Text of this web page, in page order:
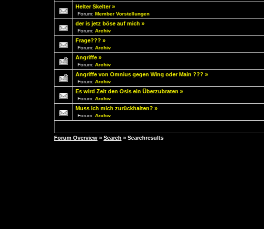
Helter Skelter »
Forum: Member Vorstellungen
der is jetz böse auf mich »
Forum: Archiv
Frage??? »
Forum: Archiv
Angriffe »
Forum: Archiv
Angriffe von Omnius gegen Wing oder Main ??? »
Forum: Archiv
Es wird Zeit den Osis ein Überzubraten »
Forum: Archiv
Muss ich mich zurückhalten? »
Forum: Archiv
Forum Overview » Search » Searchresults